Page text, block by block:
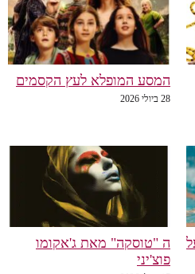
המסע המופלא לעץ הקסמים
ה "טוסקה" מאת ג'אקומו
פוצ'יני